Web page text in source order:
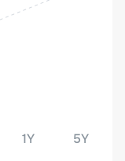
1Y 5Y